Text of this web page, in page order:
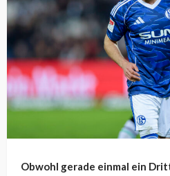
Obwohl gerade einmal ein